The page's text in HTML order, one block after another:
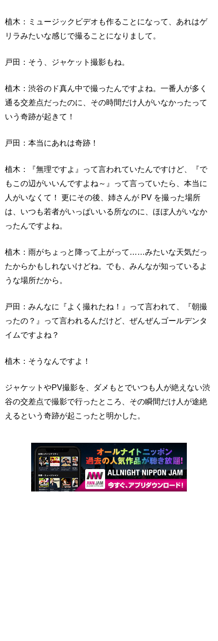
植木：ミュージックビデオも作ることになって、あれはゲ
リラみたいな感じで撮ることになりまして。
戸田：そう、ジャケット撮影もね。
植木：渋谷のド真ん中で撮ったんですよね。一番人が多く
通る交差点だったのに、その時間だけ人がいなかったって
いう奇跡が起きて！
戸田：本当にあれは奇跡！
植木：『無理ですよ』って言われていたんですけど、『で
もこの辺がいいんですよね～』って言っていたら、本当に
人がいなくて！ 更にその後、姉さんが PV を撮った場所
は、いつも若者がいっぱいいる所なのに、ほぼ人がいなか
ったんですよね。
植木：雨がちょっと降って上がって……みたいな天気だっ
たからかもしれないけどね。でも、みんなが知っているよ
うな場所だから。
戸田：みんなに『よく撮れたね！』って言われて、『朝撮
ったの？』って言われるんだけど、ぜんぜんゴールデンタ
イムですよね？
植木：そうなんですよ！
ジャケットやPV撮影を、ダメもとでいつも人が絶えない渋
谷の交差点で撮影で行ったところ、その瞬間だけ人が途絶
えるという奇跡が起こったと明かした。